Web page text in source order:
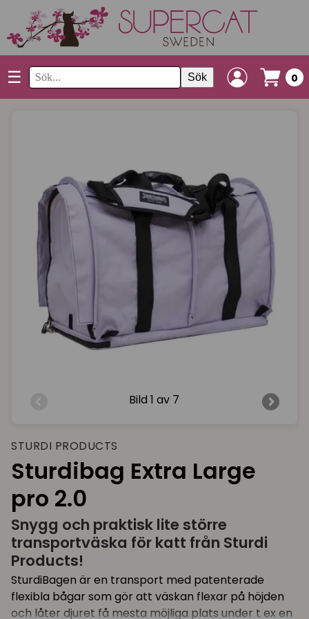
☰ Sök 0
Bild1 av 7
STURDI PRODUCTS
Sturdibag Extra Large
pro 2.0
Snygg och praktisk lite större
transportväska för katt från Sturdi
Products!
SturdiBagen är en transport med patenterade
flexibla bågar som gör att väskan flexar på höjden
och låter djuret få mesta möjliga plats under t ex en